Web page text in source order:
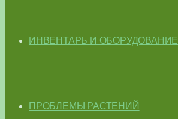
ИНВЕНТАРЬ И ОБОРУДОВАНИЕ
ПРОБЛЕМЫ РАСТЕНИЙ